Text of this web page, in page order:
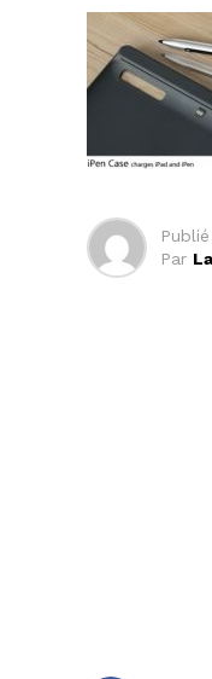
Par